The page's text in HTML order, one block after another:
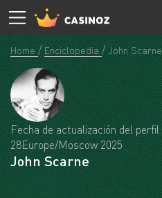
Home Enciclopedia John Scarne
Fecha de actualización del
28Europe/Moscow 2025
John Scarne